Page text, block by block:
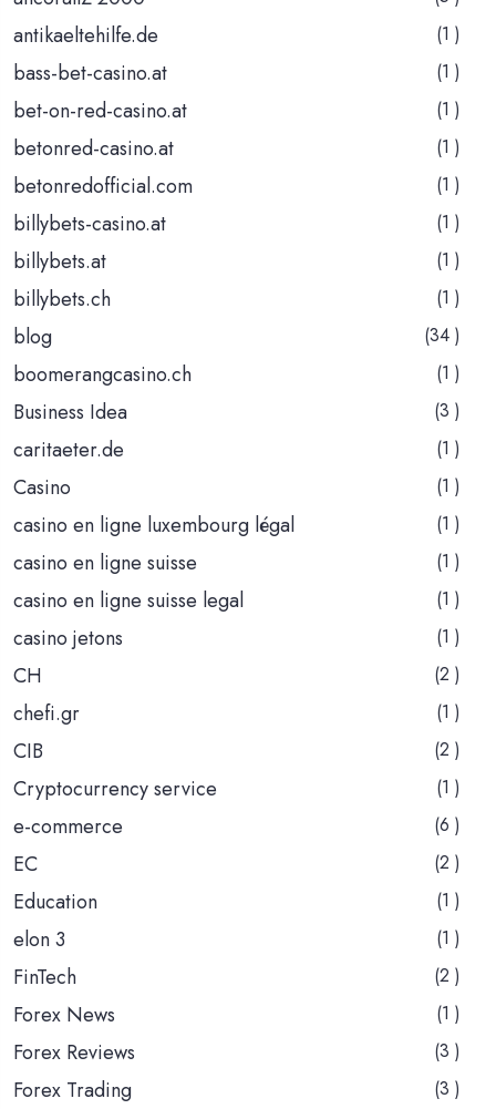
antikaeltehilfe.de (1 )
bass-bet-casino.at (1 )
bet-on-red-casino.at (1 )
betonred-casino.at (1 )
betonredofficial.com (1 )
billybets-casino.at (1 )
billybets.at (1 )
billybets.ch (1 )
blog (34 )
boomerangcasino.ch (1 )
Business Idea (3 )
caritaeter.de (1 )
Casino (1 )
casino en ligne luxembourg légal (1 )
casino en ligne suisse (1 )
casino en ligne suisse legal (1 )
casino jetons (1 )
CH (2 )
chefi.gr (1 )
CIB (2 )
Cryptocurrency service (1 )
e-commerce (6 )
EC (2 )
Education (1 )
elon 3 (1 )
FinTech (2 )
Forex News (1 )
Forex Reviews (3 )
Forex Trading (3 )